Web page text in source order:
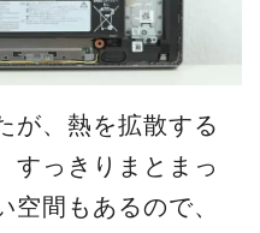
が、熱を拡散する
すっきりまとまっ
空間もあるので、